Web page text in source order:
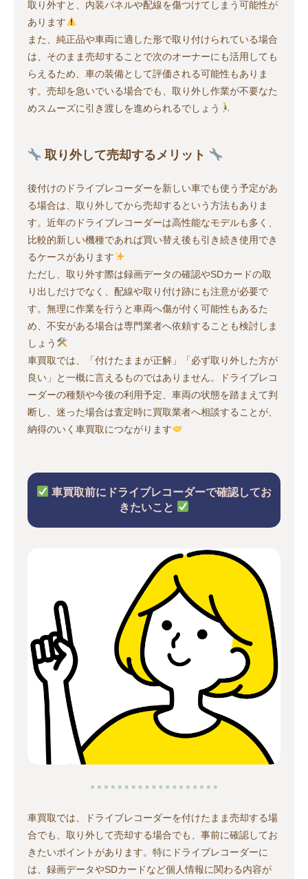
取り外すと、内装パネルや配線を傷つけてしまう可能性が
あります
また、純正品や車両に適した形で取り付けられている場合
は、そのまま売却することで次のオーナーにも活用しても
らえるため、車の装備として評価される可能性もありま
す。売却を急いでいる場合でも、取り外し作業が不要なた
めスムーズに引き渡しを進められるでしょう
取り外して売却するメリット
後付けのドライブレコーダーを新しい車でも使う予定があ
る場合は、取り外してから売却するという方法もありま
す。近年のドライブレコーダーは高性能なモデルも多く、
比較的新しい機種であれば買い替え後も引き続き使用でき
るケースがあります
ただし、取り外す際は録画データの確認やSDカードの取
り出しだけでなく、配線や取り付け跡にも注意が必要で
す。無理に作業を行うと車両へ傷が付く可能性もあるた
め、不安がある場合は専門業者へ依頼することも検討しま
しょう
車買取では、「付けたままが正解」「必ず取り外した方が
良い」と一概に言えるものではありません。ドライブレコ
ーダーの種類や今後の利用予定、車両の状態を踏まえて判
断し、迷った場合は査定時に買取業者へ相談することが、
納得のいく車買取につながります
車買取前にドライブレコーダーで確認してお
きたいこと
車買取では、ドライブレコーダーを付けたまま売却する場
合でも、取り外して売却する場合でも、事前に確認してお
きたいポイントがあります。特にドライブレコーダーに
は、録画データやSDカードなど個人情報に関わる内容が